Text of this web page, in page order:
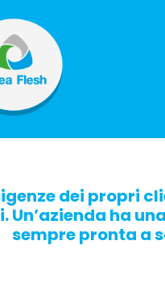
dei propri
ha
sempre pronta a